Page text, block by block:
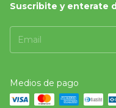
Suscribite y enterate
Medios de pago